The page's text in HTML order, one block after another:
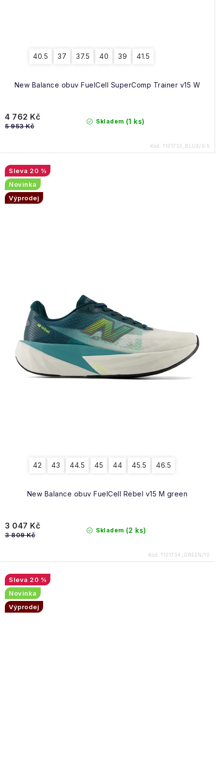
New Balance obuv FuelCell SuperComp Trainer v15 W
40.5 37 37.5 40 39 41.5
Skladem (1 ks)
4 762 Kč
5 953 Kč
Kód: 1101733_BLUE/6.5
New Balance obuv FuelCell Rebel v15 M green
20 %
Novinka
Výprodej
42 43 44.5 45 44 45.5 46.5
Skladem (2 ks)
3 047 Kč
3 809 Kč
Kód: 1101734_GREEN/10
20 %
Novinka
Výprodej